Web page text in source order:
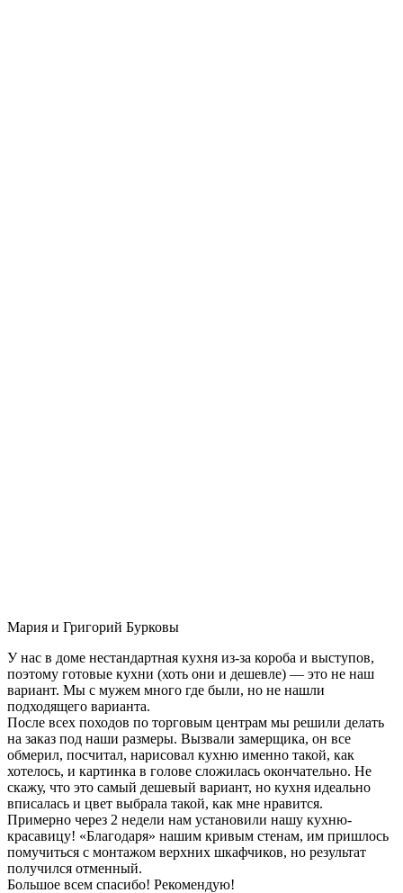
Мария и Григорий Бурковы
У нас в доме нестандартная кухня из-за короба и выступов,
поэтому готовые кухни (хоть они и дешевле) — это не наш
вариант. Мы с мужем много где были, но не нашли
подходящего варианта.
После всех походов по торговым центрам мы решили делать
на заказ под наши размеры. Вызвали замерщика, он все
обмерил, посчитал, нарисовал кухню именно такой, как
хотелось, и картинка в голове сложилась окончательно. Не
скажу, что это самый дешевый вариант, но кухня идеально
вписалась и цвет выбрала такой, как мне нравится.
Примерно через 2 недели нам установили нашу кухню-
красавицу! «Благодаря» нашим кривым стенам, им пришлось
помучиться с монтажом верхних шкафчиков, но результат
получился отменный.
Большое всем спасибо! Рекомендую!